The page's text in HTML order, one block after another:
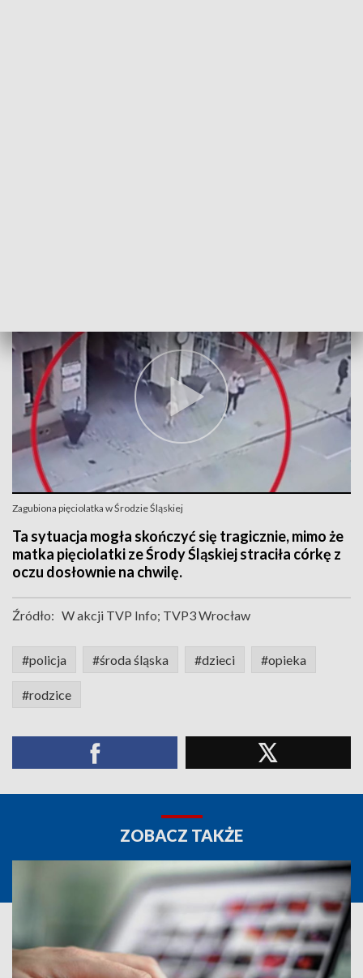
Zagubiona pięciolatka w Środzie Śląskiej
Ta sytuacja mogła skończyć się tragicznie, mimo że
matka pięciolatki ze Środy Śląskiej straciła córkę z
oczu dosłownie na chwilę.
Źródło: W akcji TVP Info; TVP3 Wrocław
#policja #środa śląska #dzieci #opieka
#rodzice
ZOBACZ TAKŻE